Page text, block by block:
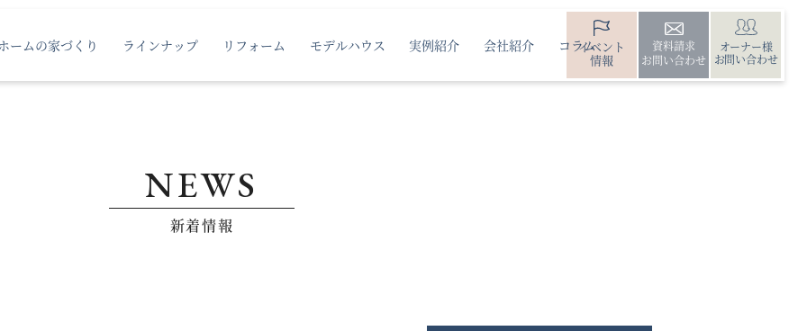
ームの家づくり ラインナップ リフォーム モデルハウス 実例紹介 会社紹介 コラムイベント
情報
資料請求
お問い合わせ
オーナー様
お問い合わせ
NEWS
新着情報